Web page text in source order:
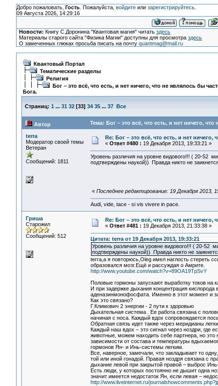
Добро пожаловать, Гость. Пожалуйста, войдитеили зарегистрируйтесь.
09 Августа 2026, 14:29:16
Новости: Книгу С.Доронина "Квантовая магия" читатьздесь
Материалы старого сайта "Физика Магии" доступны для просмотраздесь
О замеченных глюках просьба писать на почтуquantmag@mail.ru
Квантовый Портал
Тематические разделы
Религия
Бог – это всё, что есть, и нет ничего, что не являлось бы
Бога.
Страниц: 1 ... 31 32[33] 34 35 ... 37 Все
Автор Тема: Бог – это всё, что есть, и нет ничего,
terra
Модератор своей темы
Ветеран
Сообщений: 1811
Re: Бог – это всё, что есть, и нет
« Ответ #480 : 19 Декабря 2013, 19:33:21 »
Уровень различия на уровне видового!!! ( 20-52
подтверждены наукой)) Правда никто не
« Последнее редактирование: 19 Декабря 2013,
Audi, vide, tace - si vis vivere in pace.
Гриша
Старожил
Сообщений: 512
Re: Бог – это всё, что есть, и нет
« Ответ #481 : 19 Декабря 2013, 21:33:38 »
Цитата: terra от 19 Декабря 2013, 19:33:21
Уровень различия на уровне видового!!! ( 20-52
подтверждены наукой)) Правда никто не
terra,а я повторюсь,Oleg имел наглость стереть
образовался мозг.Ещё и рассуждая о Амрите.
http://www.youtube.com/watch?v=89OA19TpSvY
Половые гормоны запускают выработку токов на
И при задержке дыхания концентрация кислорода
аденазинмонофосфата. Именно в этот момент и
Как это связано?
Г.Климович 2 энергии - 2 пути к
Дыхательная система . Ее работа связана с
начиная с носа. Каждый вдох сопровождается
Обратная связь идет также через меридианы
Каждый наш вдох – это сигнал через ноздри,
животные, можем находить себе партнера, но
зависимости от состава и температуры
гормонов Ян- и Инь-системы легким.
Все, наверное, замечали, что закладывает то
той или иной гонадой. Правая ноздря связана с
дыхание левой при закрытой правой – выброс
Есть люди, у которых постоянно не дышит одна
значит имеется недостаток Ян, если левая –
http://www.liveinternet.ru/